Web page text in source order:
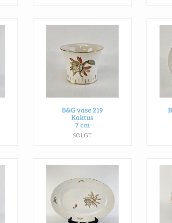
B&G vase 219
Kaktus
7 cm
SOLGT